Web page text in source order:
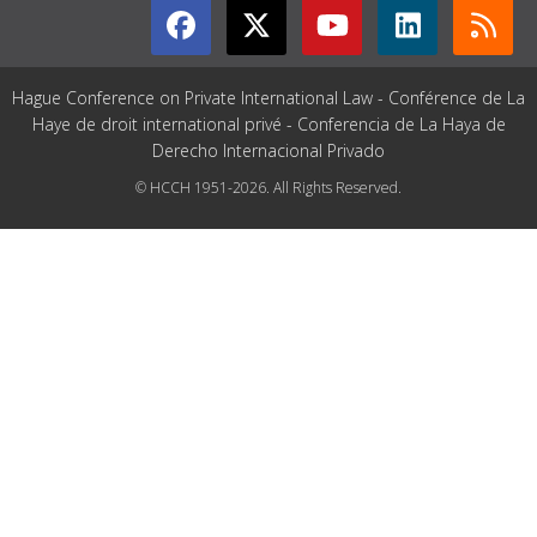
Hague Conference on Private International Law - Conférence de La
Haye de droit international privé - Conferencia de La Haya de
Derecho Internacional Privado
© HCCH 1951-2026. All Rights Reserved.